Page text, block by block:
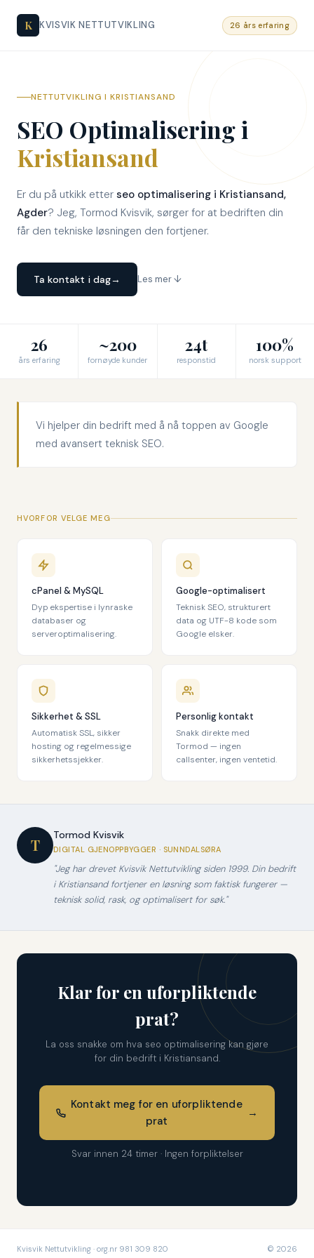
K KVISVIK NETTUTVIKLING 26 års erfaring
NETTUTVIKLING I KRISTIANSAND
SEO Optimalisering i
Kristiansand
Er du på utkikk etter seo optimalisering i Kristiansand,
Agder? Jeg, Tormod Kvisvik, sørger for at bedriften din
får den tekniske løsningen den fortjener.
Ta kontakt i dag→ Les mer ↓
26
års erfaring
~200
fornøyde kunder
24t
responstid
100%
norsk support
Vi hjelper din bedrift med å nå toppen av Google
med avansert teknisk SEO.
HVORFOR VELGE MEG
cPanel & MySQL
Dyp ekspertise i lynraske
databaser og
serveroptimalisering.
Google-optimalisert
Teknisk SEO, strukturert
data og UTF-8 kode som
Google elsker.
Sikkerhet & SSL
Automatisk SSL, sikker
hosting og regelmessige
sikkerhetssjekker.
Personlig kontakt
Snakk direkte med
Tormod — ingen
callsenter, ingen ventetid.
T
Tormod Kvisvik
DIGITAL GJENOPPBYGGER · SUNNDALSØRA
"Jeg har drevet Kvisvik Nettutvikling siden 1999. Din bedrift
i Kristiansand fortjener en løsning som faktisk fungerer —
teknisk solid, rask, og optimalisert for søk."
Klar for en uforpliktende
prat?
La oss snakke om hva seo optimalisering kan gjøre
for din bedrift i Kristiansand.
Kontakt meg for en uforpliktende
prat
→
Svar innen 24 timer · Ingen forpliktelser
Kvisvik Nettutvikling · org.nr 981 309 820 © 2026